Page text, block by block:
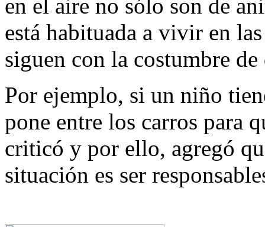
en el aire no sólo son de
está habituada a vivir en
siguen con la costumbre
Por ejemplo, si un niño
pone entre los carros para
criticó y por ello, agregó
situación es ser